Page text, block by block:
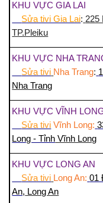
KHU VỰC GIA LAI
Sửa tivi Gia Lai: 225
TP.Pleiku
KHU VỰC NHA
Sửa tivi Nha Trang:
Nha Trang
KHU VỰC VĨNH
Sửa tivi Vĩnh Long:
Long - Tỉnh Vĩnh Long
KHU VỰC LONG AN
Sửa tivi Long An: 01
An, Long An